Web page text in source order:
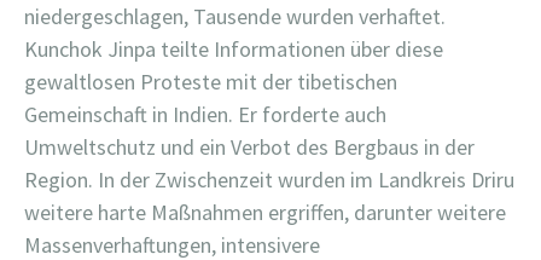
niedergeschlagen, Tausende wurden verhaftet.
Kunchok Jinpa teilte Informationen über diese
gewaltlosen Proteste mit der tibetischen
Gemeinschaft in Indien. Er forderte auch
Umweltschutz und ein Verbot des Bergbaus in der
Region. In der Zwischenzeit wurden im Landkreis Driru
weitere harte Maßnahmen ergriffen, darunter weitere
Massenverhaftungen, intensivere